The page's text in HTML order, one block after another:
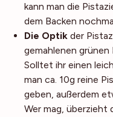
kann man die
dem Backen
Die Optik der
gemahlenen grünen
Solltet ihr einen
man ca. 10g reine
geben, außerdem
Wer mag, überzieht